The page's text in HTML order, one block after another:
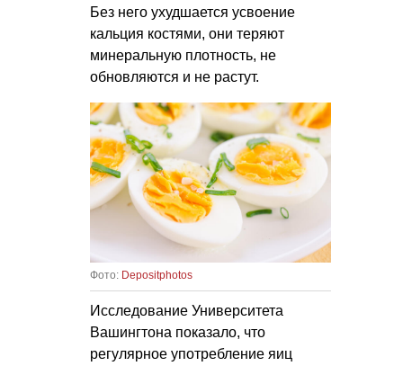
Без него ухудшается усвоение
кальция костями, они теряют
минеральную плотность, не
обновляются и не растут.
Фото: Depositphotos
Исследование Университета
Вашингтона показало, что
регулярное употребление яиц